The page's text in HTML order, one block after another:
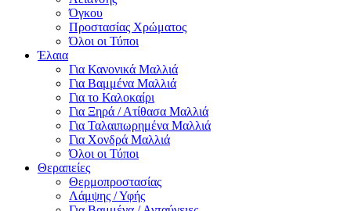
Όγκου
Προστασίας Χρώματος
Όλοι οι Τύποι
Έλαια
Για Κανονικά Μαλλιά
Για Βαμμένα Μαλλιά
Για το Καλοκαίρι
Για Ξηρά / Ατίθασα Μαλλιά
Για Ταλαιπωρημένα Μαλλιά
Για Χονδρά Μαλλιά
Όλοι οι Τύποι
Θεραπείες
Θερμοπροστασίας
Λάμψης / Υφής